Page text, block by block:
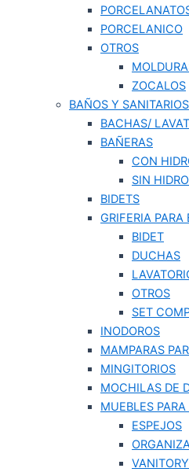
PORCELANICO
OTROS
ZOCALOS
BAÑOS Y SANITARIOS
BACHAS/
BAÑERAS
CON
SIN
BIDETS
GRIFERIA PARA
BIDET
DUCHAS
OTROS
SET
INODOROS
MAMPARAS
MINGITORIOS
MOCHILAS DE
MUEBLES
ESPEJOS